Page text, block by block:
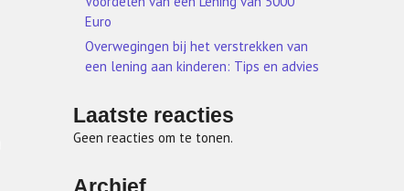
Euro
Overwegingen bij het verstrekken van
een lening aan kinderen: Tips en advies
Laatste reacties
Geen reacties om te tonen.